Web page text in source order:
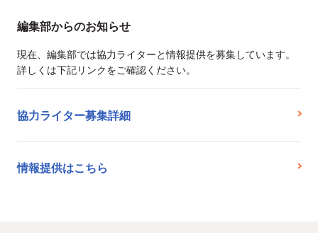
編集部からのお知らせ
現在、編集部では協力ライターと情報提供を募集しています。
詳しくは下記リンクをご確認ください。
協力ライター募集詳細
情報提供はこちら